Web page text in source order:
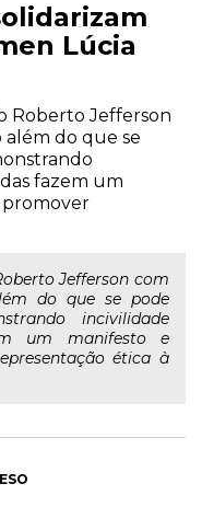
Lúcia
Roberto Jefferson
além do que se
fazem um
promover
Jefferson com
do que se pode
incivilidade
um manifesto e
ética à